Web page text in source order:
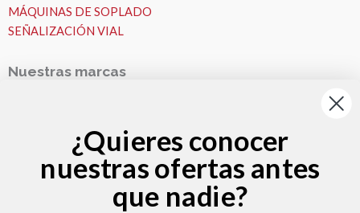
MÁQUINAS DE SOPLADO
SEÑALIZACIÓN VIAL
Nuestras marcas
VESALA
¿Quieres conocer
nuestras ofertas antes
que nadie?